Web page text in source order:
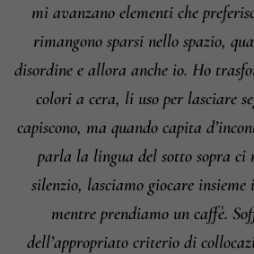
mi avanzano elementi che
rimangono sparsi nello spazio,
disordine e allora anche io. Ho
colori a cera, li uso per lasciare
capiscono, ma quando capita
parla la lingua del sotto sopra ci
silenzio, lasciamo giocare
mentre prendiamo un caffè.
dell’appropriato criterio di